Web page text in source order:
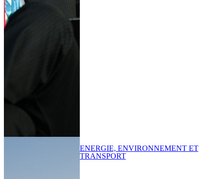
ENERGIE, ENVIRONNEMENT ET
TRANSPORT